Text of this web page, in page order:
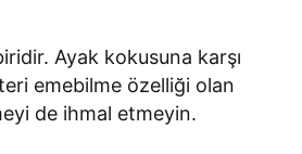
Ayak kokusuna karşı
emebilme özelliği olan
de ihmal etmeyin.